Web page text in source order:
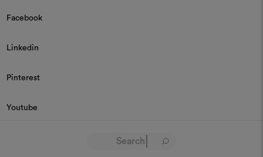
Facebook
Linkedin
Pinterest
Youtube
© 2026 Dedar P.IVA 03187590157